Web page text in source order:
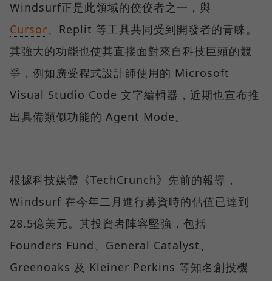
Windsurf正是此領域的佼佼者之一，與
Cursor、Replit 等工具共同受到開發者的青睞。
其強大的功能也使其直接面對來自科技巨頭的競
爭，例如廣受程式設計師使用的 Microsoft
Visual Studio Code 文字編輯器，近期也宣布推
出具備類似功能的 Agent Mode。
根據科技媒體《TechCrunch》先前的報導，
Windsurf 在今年二月進行募資時的估值已達到
28.5億美元。其投資者陣容堅強，包括
Founders Fund、General Catalyst、
Greenoaks 及 Kleiner Perkins 等知名創投機